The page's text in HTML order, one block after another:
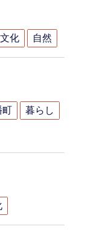
化 自然
町 暮らし